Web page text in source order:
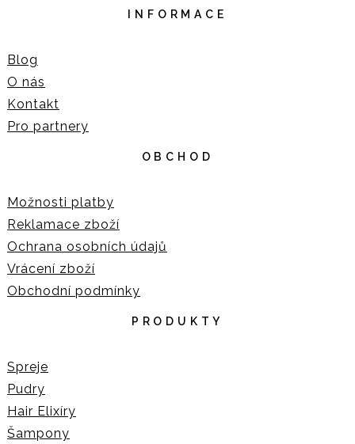
INFORMACE
Blog
O nás
Kontakt
Pro partnery
OBCHOD
Možnosti platby
Reklamace zboží
Ochrana osobních údajů
Vrácení zboží
Obchodní podmínky
PRODUKTY
Spreje
Pudry
Hair Elixíry
Šampony